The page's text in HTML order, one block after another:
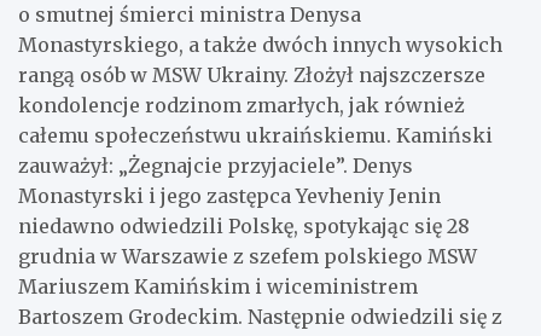
o smutnej śmierci ministra Denysa
Monastyrskiego, a także dwóch innych wysokich
rangą osób w MSW Ukrainy. Złożył najszczersze
kondolencje rodzinom zmarłych, jak również
całemu społeczeństwu ukraińskiemu. Kamiński
zauważył: „Żegnajcie przyjaciele”. Denys
Monastyrski i jego zastępca Yevheniy Jenin
niedawno odwiedzili Polskę, spotykając się 28
grudnia w Warszawie z szefem polskiego MSW
Mariuszem Kamińskim i wiceministrem
Bartoszem Grodeckim. Następnie odwiedzili się z